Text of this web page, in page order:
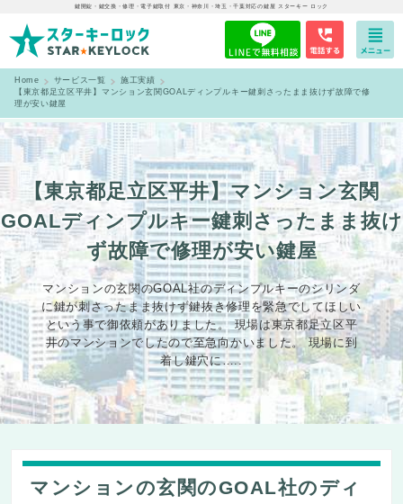
鍵開錠・鍵交換・修理・電子鍵取付 東京・神奈川・埼玉・千葉対応の鍵屋 スターキー ロック
Home サービス一覧
施工実績
【東京都足立区平井】マンション玄関GOALディンプルキー鍵刺さったまま抜けず故障で修
理が安い鍵屋
【東京都足立区平井】マンション玄関
GOALディンプルキー鍵刺さったまま抜け
ず故障で修理が安い鍵屋
マンションの玄関のGOAL社のディンプルキーのシリンダ
に鍵が刺さったまま抜けず鍵抜き修理を緊急でしてほしい
という事で御依頼がありました。 現場は東京都足立区平
井のマンションでしたので至急向かいました。 現場に到
着し鍵穴に…..
マンションの玄関のGOAL社のディ